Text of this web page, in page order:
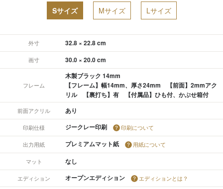
Sサイズ Mサイズ Lサイズ
外寸 32.8 × 22.8 cm
画寸 30.0 × 20.0 cm
フレーム
木製ブラック 14mm
【フレーム】幅14mm、厚さ24mm 【前面】2mmアク
リル 【裏打ち】有 【付属品】ひも付、かぶせ箱付
前面アクリル あり
印刷仕様 ジークレー印刷 印刷について
出力用紙 プレミアムマット紙 用紙について
マット なし
エディション オープンエディション エディションとは？